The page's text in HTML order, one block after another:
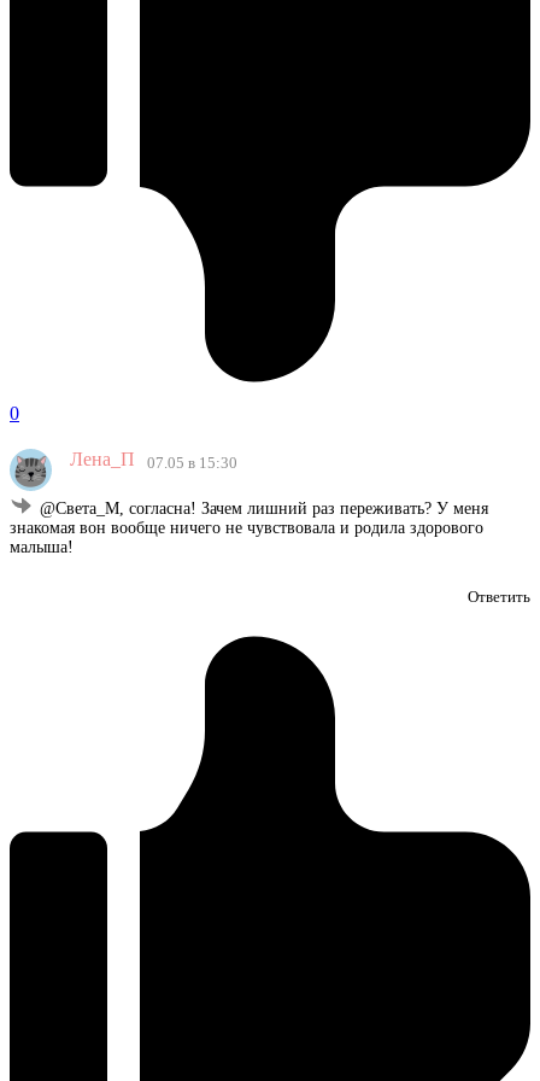
0
Лена_П 07.05 в 15:30
@Света_М, согласна! Зачем лишний раз переживать? У меня
знакомая вон вообще ничего не чувствовала и родила здорового
малыша!
Ответить